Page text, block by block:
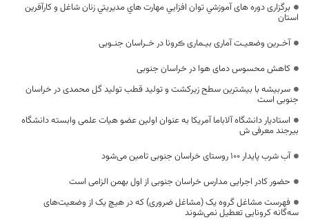
برگزاری دوره های آموزشي توان افزايي مهارت هاي مديريتي زنان شاغل و کارآفرین
استان
آخـرین وضعیـت آماری بیـماری ڪرونا در خـراسان جنـوبی
کاهش محسوس دمای هوا در خراسان جنوبی
سربیشه با بیشترین سطح زیرکشت و تولید قطب تولید گل محمدی در خراسان
جنوبی است
استادیار دانشگاه آلاباما آمریکا به عنوان اولین عضو هیات علمی وابسته دانشگاه
بیرجند معرفی ش
آب شرب پایدار ۱۰۰ روستای خراسان جنوبی تامین می‌شود
حضور کادر اجرایی مدارس خراسان جنوبی از اول بهمن الزامی است
فهرست مشاغل گروه یک (مشاغل ضروری) که در هیچ یک از وضعیت‌های
سه‌گانه کرونایی تعطیل نمی‌شوند